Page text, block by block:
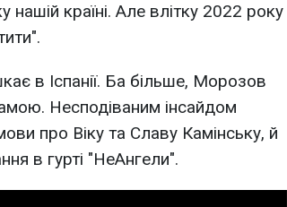
країні. Але влітку 2022 року
в Іспанії. Ба більше, Морозов
Несподіваним інсайдом
про Віку та Славу Камінську, й
в гурті "НеАнгели".